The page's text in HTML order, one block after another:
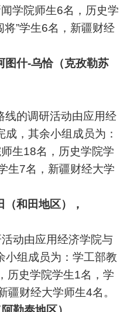
学院师生6名，历史学
将”学生6名，新疆财经
图什-乌恰（克孜勒苏
线的调研活动由应用经
，其余小组成员为：
生18名，历史学院学
生7名，新疆财经大学
和田地区），
活动由应用经济学院与
小组成员为：学工部教
历史学院学生1名，学
疆财经大学师生4名。